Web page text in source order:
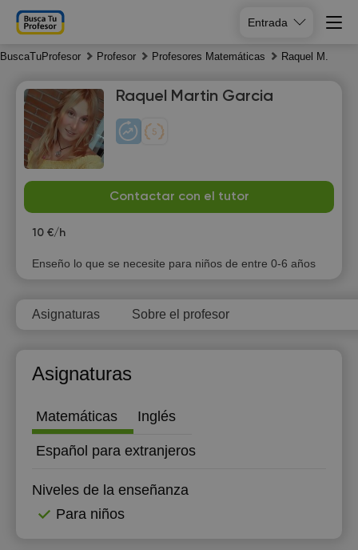
Entrada
BuscaTuProfesor Profesor Profesores Matemáticas Raquel M.
Raquel Martin Garcia
Contactar con el tutor
10 €/h
Enseño lo que se necesite para niños de entre 0-6 años
Asignaturas Sobre el profesor
Asignaturas
Matemáticas Inglés
Español para extranjeros
Niveles de la enseñanza
Para niños
9
Mo
10
Tu
11
12